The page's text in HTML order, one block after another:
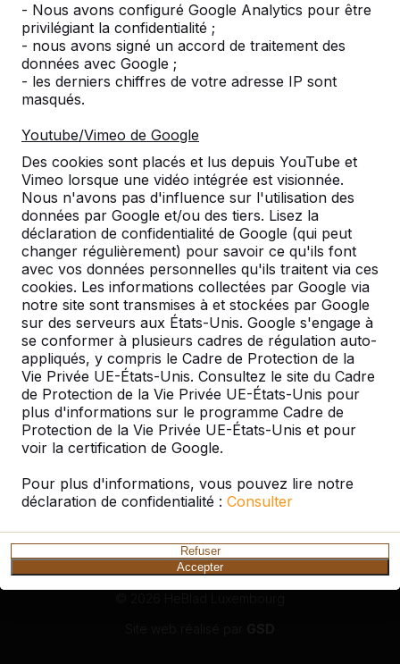
- Nous avons configuré Google Analytics pour être
privilégiant la confidentialité ;
- nous avons signé un accord de traitement des
données avec Google ;
- les derniers chiffres de votre adresse IP sont
masqués.
Youtube/Vimeo de Google
Des cookies sont placés et lus depuis YouTube et
Vimeo lorsque une vidéo intégrée est visionnée.
Nous n'avons pas d'influence sur l'utilisation des
données par Google et/ou des tiers. Lisez la
déclaration de confidentialité de Google (qui peut
changer régulièrement) pour savoir ce qu'ils font
avec vos données personnelles qu'ils traitent via ces
cookies. Les informations collectées par Google via
notre site sont transmises à et stockées par Google
sur des serveurs aux États-Unis. Google s'engage à
se conformer à plusieurs cadres de régulation auto-
appliqués, y compris le Cadre de Protection de la
Vie Privée UE-États-Unis. Consultez le site du Cadre
de Protection de la Vie Privée UE-États-Unis pour
plus d'informations sur le programme Cadre de
Protection de la Vie Privée UE-États-Unis et pour
voir la certification de Google.
Pour plus d'informations, vous pouvez lire notre
déclaration de confidentialité : Consulter
Refuser
Accepter
Contact
HeBlad Luxembourg
Diamantweg 22
Pays-Bas
+31 (0)497 - 36.08.08
info@HeBlad.lu
Service clientèle
Catégories
Divers
Conditions générales |Protection des données personnelles